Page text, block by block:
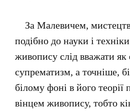
За Малевичем,
подібно до науки і
живопису слід вважати
супрематизм, а точніше,
білому фоні в його теорії
вінцем живопису, тобто